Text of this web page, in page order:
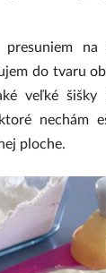
na
do tvaru
veľké šišky
nechám
ploche.